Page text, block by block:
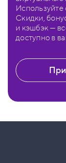
Используйте
Скидки,
и кэшбэк —
доступно в